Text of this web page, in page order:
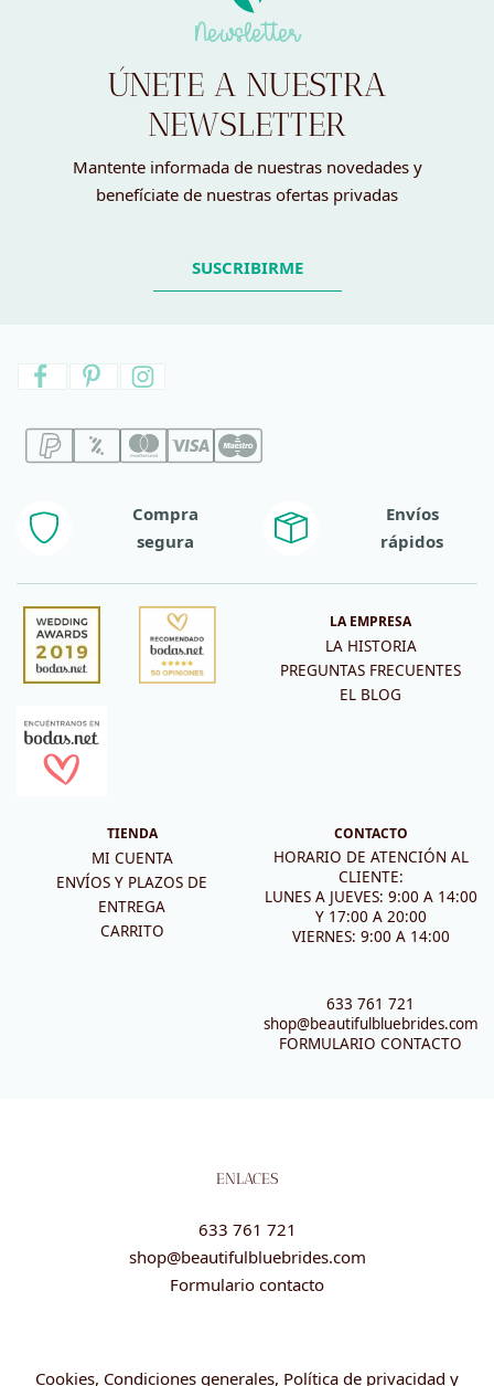
Newsletter
ÚNETE A NUESTRA
NEWSLETTER
Mantente informada de nuestras novedades y
benefíciate de nuestras ofertas privadas
SUSCRIBIRME
Compra
segura
Envíos
rápidos
LA EMPRESA
LA HISTORIA
PREGUNTAS FRECUENTES
EL BLOG
TIENDA
MI CUENTA
ENVÍOS Y PLAZOS DE
ENTREGA
CARRITO
CONTACTO
HORARIO DE ATENCIÓN AL
CLIENTE:
LUNES A JUEVES: 9:00 A 14:00
Y 17:00 A 20:00
VIERNES: 9:00 A 14:00
633 761 721
shop@beautifulbluebrides.com
FORMULARIO CONTACTO
ENLACES
633 761 721
shop@beautifulbluebrides.com
Formulario contacto
Cookies, Condiciones generales, Política de privacidad y